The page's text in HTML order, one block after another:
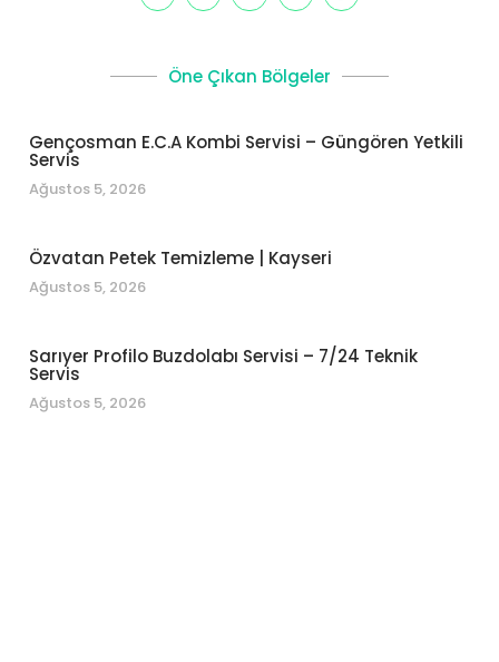
Öne Çıkan Bölgeler
Gençosman E.C.A Kombi Servisi – Güngören Yetkili
Servis
Ağustos 5, 2026
Özvatan Petek Temizleme | Kayseri
Ağustos 5, 2026
Sarıyer Profilo Buzdolabı Servisi – 7/24 Teknik
Servis
Ağustos 5, 2026